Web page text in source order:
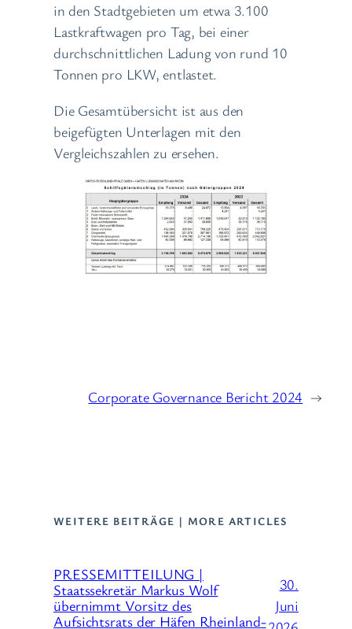
in den Stadtgebieten um etwa 3.100
Lastkraftwagen pro Tag, bei einer
durchschnittlichen Ladung von rund 10
Tonnen pro LKW, entlastet.
Die Gesamtübersicht ist aus den
beigefügten Unterlagen mit den
Vergleichszahlen zu ersehen.
Corporate Governance Bericht 2024 →
WEITERE BEITRÄGE | MORE ARTICLES
PRESSEMITTEILUNG |
Staatssekretär Markus Wolf
übernimmt Vorsitz des
Aufsichtsrats der Häfen Rheinland-
30.
Juni